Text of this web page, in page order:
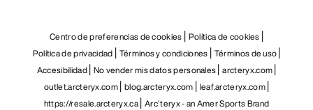
Centro de preferencias de cookies Política de cookies
Política de privacidad Términos y condiciones Términos de uso
Accesibilidad No vender mis datos personales arcteryx.com
outlet.arcteryx.com blog.arcteryx.com leaf.arcteryx.com
https://resale.arcteryx.ca Arc'teryx - an Amer Sports Brand